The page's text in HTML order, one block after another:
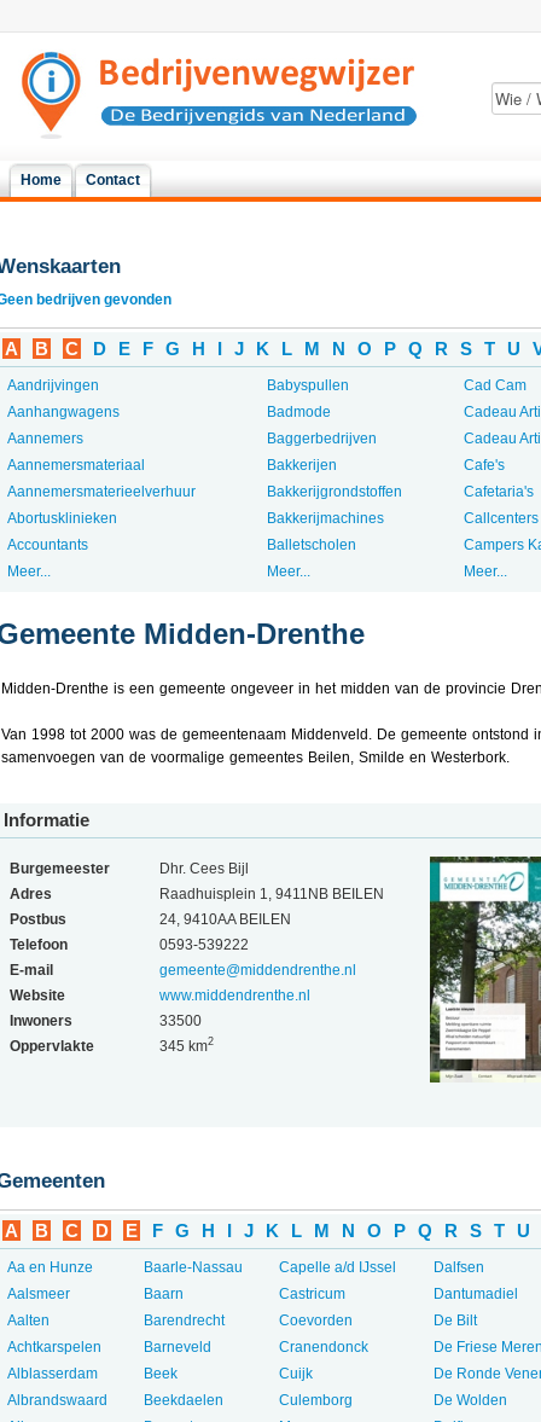
Home Contact
bedrijven gevonden
A B C D E F G H I J K L M N O P Q R S T U
Aandrijvingen
Aanhangwagens
Aannemers
Aannemersmateriaal
Aannemersmaterieelverhuur
Abortusklinieken
Accountants
Meer...
Babyspullen
Badmode
Baggerbedrijven
Bakkerijen
Bakkerijgrondstoffen
Bakkerijmachines
Balletscholen
Meer...
Cad Cam
Cadeau
Cadeau
Cafe's
Cafetaria's
Callcenters
Campers
Meer...
Midden-Drenthe
Midden-Drenthe is een gemeente ongeveer in het midden van de provincie
Van 1998 tot 2000 was de gemeentenaam Middenveld. De gemeente ontstond
samenvoegen van de voormalige gemeentes Beilen, Smilde en Westerbork.
Informatie
Burgemeester
Dhr. Cees Bijl
Adres
Raadhuisplein 1, 9411NB BEILEN
Postbus
24, 9410AA BEILEN
Telefoon
0593-539222
E-mail
gemeente@middendrenthe.nl
Website
www.middendrenthe.nl
Inwoners
33500
Oppervlakte
345 km2
A B C D E F G H I J K L M N O P Q R S T U
Aa en Hunze
Aalsmeer
Aalten
Achtkarspelen
Alblasserdam
Albrandswaard
Baarle-Nassau
Baarn
Barendrecht
Barneveld
Beek
Beekdaelen
Capelle a/d IJssel
Castricum
Coevorden
Cranendonck
Cuijk
Culemborg
Dalfsen
Dantumadiel
De Bilt
De Friese
De Ronde
De Wolden